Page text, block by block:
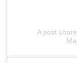
A post